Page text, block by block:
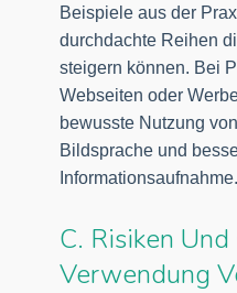
Beispiele aus der
durchdachte Reihen
steigern können. Bei
Webseiten oder
bewusste Nutzung
Bildsprache und
Informationsaufnahme.
C. Risiken
Verwendung